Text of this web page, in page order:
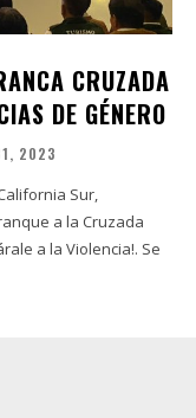
CRUZADA
DE GÉNERO
2023
Sur,
a la Cruzada
a la Violencia!. Se